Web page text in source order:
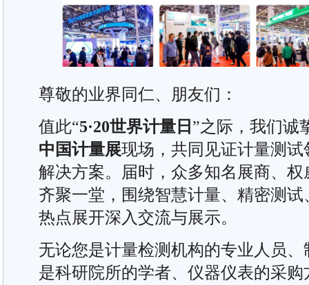
尊敬的业界同仁、朋友们：
值此“5·20世界计量日 ”之际，我们诚
中国计量展现场，共同见证计量测
解决方案。届时，众多知名展商、
齐聚一堂，围绕智慧计量、精密测
热点展开深入交流与展示。
无论您是计量检测机构的专业人员
是科研院所的学者、仪器仪表的采